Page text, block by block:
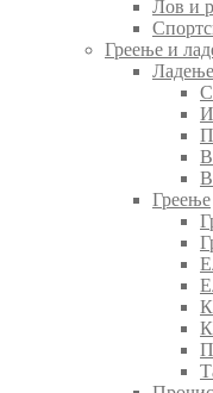
Лов и
Греење и
Ладење
Греење